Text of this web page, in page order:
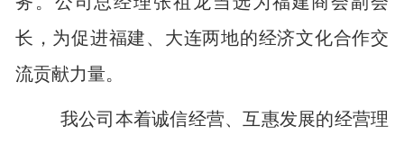
长，为促进福建、大连两地的经济文化合作交
流贡献力量。
我公司本着诚信经营、互惠发展的经营理